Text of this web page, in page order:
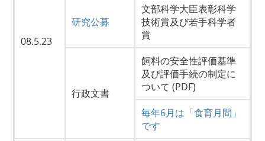
08.5.23
研究公募
文部科学大臣表彰科学
技術賞及び若手科学者
賞
行政文書
飼料の安全性評価基準
及び評価手続の制定に
ついて (PDF)
毎年6月は「食育月間」
です